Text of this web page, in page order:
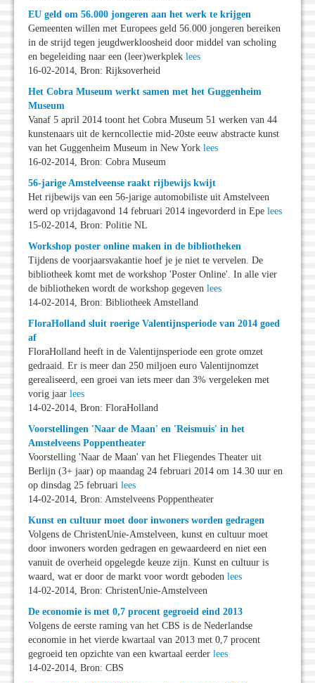
EU geld om 56.000 jongeren aan het werk te krijgen
Gemeenten willen met Europees geld 56.000 jongeren bereiken
in de strijd tegen jeugdwerkloosheid door middel van scholing
en begeleiding naar een (leer)werkplek lees
16-02-2014, Bron: Rijksoverheid
Het Cobra Museum werkt samen met het Guggenheim
Museum
Vanaf 5 april 2014 toont het Cobra Museum 51 werken van 44
kunstenaars uit de kerncollectie mid-20ste eeuw abstracte kunst
van het Guggenheim Museum in New York lees
16-02-2014, Bron: Cobra Museum
56-jarige Amstelveense raakt rijbewijs kwijt
Het rijbewijs van een 56-jarige automobiliste uit Amstelveen
werd op vrijdagavond 14 februari 2014 ingevorderd in Epe lees
15-02-2014, Bron: Politie NL
Workshop poster online maken in de bibliotheken
Tijdens de voorjaarsvakantie hoef je je niet te vervelen. De
bibliotheek komt met de workshop 'Poster Online'. In alle vier
de bibliotheken wordt de workshop gegeven lees
14-02-2014, Bron: Bibliotheek Amstelland
FloraHolland sluit roerige Valentijnsperiode van 2014 goed
af
FloraHolland heeft in de Valentijnsperiode een grote omzet
gedraaid. Er is meer dan 250 miljoen euro Valentijnomzet
gerealiseerd, een groei van iets meer dan 3% vergeleken met
vorig jaar lees
14-02-2014, Bron: FloraHolland
Voorstellingen 'Naar de Maan' en 'Reismuis' in het
Amstelveens Poppentheater
Voorstelling 'Naar de Maan' van het Fliegendes Theater uit
Berlijn (3+ jaar) op maandag 24 februari 2014 om 14.30 uur en
op dinsdag 25 februari lees
14-02-2014, Bron: Amstelveens Poppentheater
Kunst en cultuur moet door inwoners worden gedragen
Volgens de ChristenUnie-Amstelveen, kunst en cultuur moet
door inwoners worden gedragen en gewaardeerd en niet een
vanuit de overheid opgelegde keuze zijn. Kunst en cultuur is
waard, wat er door de markt voor wordt geboden lees
14-02-2014, Bron: ChristenUnie-Amstelveen
De economie is met 0,7 procent gegroeid eind 2013
Volgens de eerste raming van het CBS is de Nederlandse
economie in het vierde kwartaal van 2013 met 0,7 procent
gegroeid ten opzichte van een kwartaal eerder lees
14-02-2014, Bron: CBS